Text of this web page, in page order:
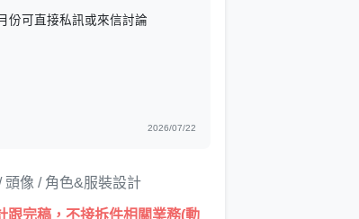
份可直接私訊或來信討論
2026/07/22
頭像 / 角色&服裝設計
跟完稿，不接拆件相關業務(動